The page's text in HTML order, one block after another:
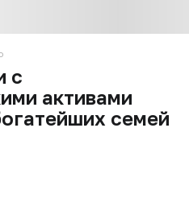
с
активами
семей